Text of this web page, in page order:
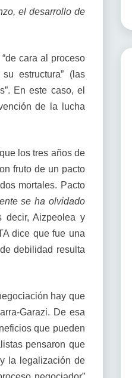
el desarrollo de
cara al proceso
estructura” (las
En este caso, el
de la lucha
los tres años de
fruto de un pacto
mortales. Pacto
se ha olvidado
decir, Aizpeolea y
dice que fue una
debilidad resulta
hay que
Garazi. De esa
que pueden
pensaron que
la legalización de